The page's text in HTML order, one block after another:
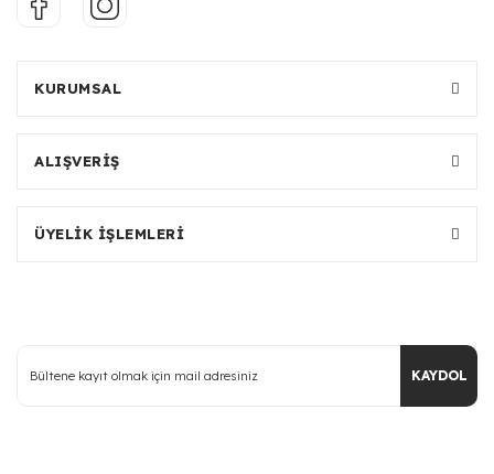
KURUMSAL
ALIŞVERİŞ
ÜYELİK İŞLEMLERİ
KAYDOL